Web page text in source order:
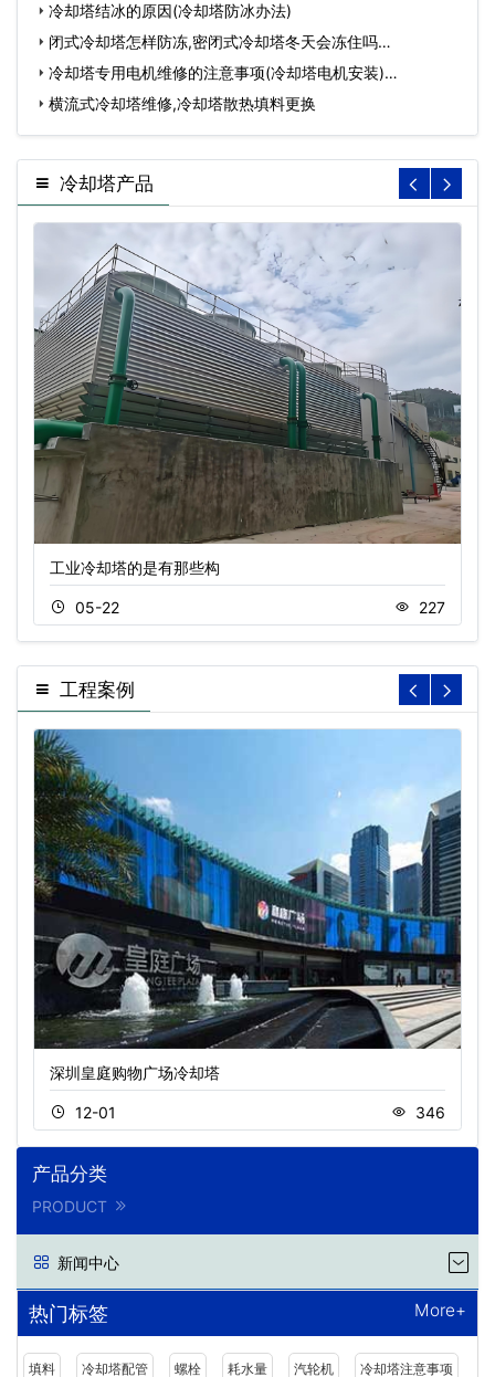
冷却塔结冰的原因(冷却塔防冰办法)
闭式冷却塔怎样防冻,密闭式冷却塔冬天会冻住吗…
冷却塔专用电机维修的注意事项(冷却塔电机安装)…
横流式冷却塔维修,冷却塔散热填料更换
冷却塔产品
工业冷却塔的是有那些构
05-22 227
工程案例
深圳皇庭购物广场冷却塔
12-01 346
产品分类
PRODUCT
新闻中心
热门标签 More+
填料 冷却塔配管 螺栓 耗水量 汽轮机 冷却塔注意事项